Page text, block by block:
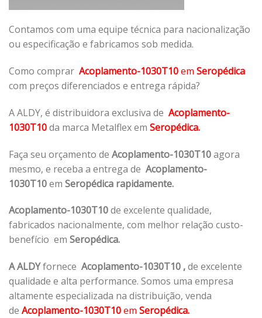
Contamos com uma equipe técnica para nacionalização
ou especificação e fabricamos sob medida.
Como comprar Acoplamento-1030T10em Seropédica
com preços diferenciados e entrega rápida?
A ALDY, é distribuidora exclusiva de Acoplamento-
1030T10da marca Metalflex em Seropédica.
Faça seu orçamento de Acoplamento-1030T10agora
mesmo, e receba a entrega de Acoplamento-
1030T10em Seropédica rapidamente.
Acoplamento-1030T10de excelente qualidade,
fabricados nacionalmente, com melhor relação custo-
benefício em Seropédica.
A ALDYfornece Acoplamento-1030T10 ,de excelente
qualidade e alta performance. Somos uma empresa
altamente especializada na distribuição, venda
de Acoplamento-1030T10em Seropédica.